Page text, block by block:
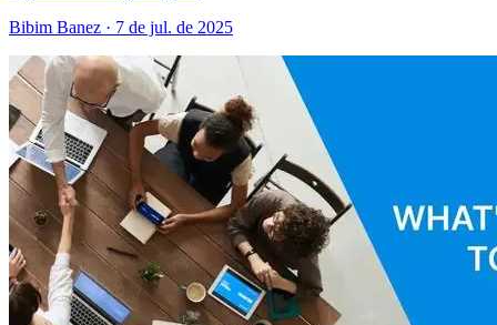
Bibim Banez · 7 de jul. de 2025